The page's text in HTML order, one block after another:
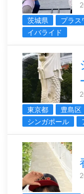
茨城県
プラス
イバライド
東京都
豊島区
シンガポール